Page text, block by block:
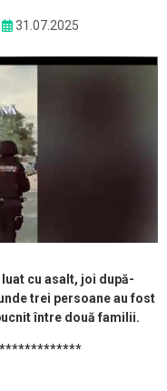
31.07.2025
cu asalt, joi după-
trei persoane au fost
între două familii.